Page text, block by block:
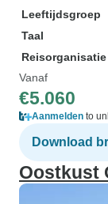
Leeftijdsgroep
Taal
Reisorganisatie
Vanaf
€5.060
Aanmelden to
Download
Oostkust